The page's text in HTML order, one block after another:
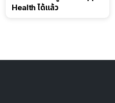
Health ได้แล้ว